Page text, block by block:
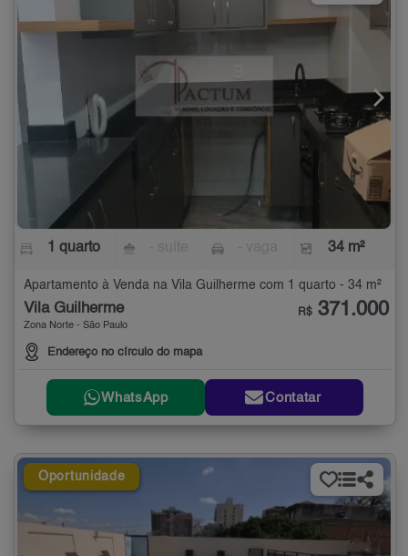
1 quarto 34 m²
Apartamento à Venda na Vila Guilherme com 1 quarto - 34 m²
Vila Guilherme
Zona Norte - São Paulo
Endereço no círculo do mapa
R$ 371.000
WhatsApp Contatar
Oportunidade